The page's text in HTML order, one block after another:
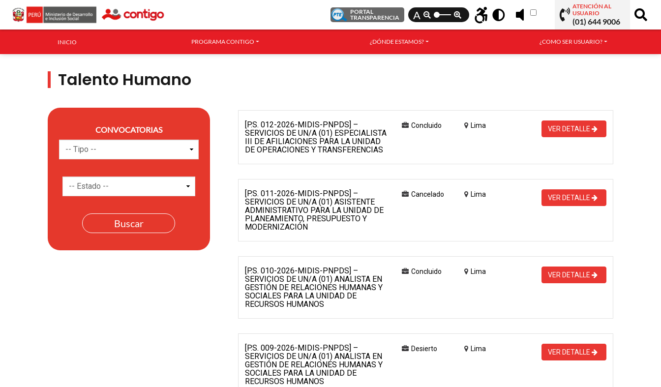
PORTAL
TRANSPARENCIA
A
ATENCIÓN AL
USUARIO
(01) 644 9006
INICIO PROGRAMA CONTIGO ¿DÓNDE ESTAMOS? ¿COMO SER USUARIO?
Talento Humano
CONVOCATORIAS
[P.S. 012-2026-MIDIS-PNPDS] –
SERVICIOS DE UN/A (01) ESPECIALISTA
III DE AFILIACIONES PARA LA UNIDAD
DE OPERACIONES Y TRANSFERENCIAS
Concluido Lima VER DETALLE
[P.S. 011-2026-MIDIS-PNPDS] –
SERVICIOS DE UN/A (01) ASISTENTE
ADMINISTRATIVO PARA LA UNIDAD DE
PLANEAMIENTO, PRESUPUESTO Y
MODERNIZACIÓN
Cancelado Lima VER DETALLE
[P.S. 010-2026-MIDIS-PNPDS] –
SERVICIOS DE UN/A (01) ANALISTA EN
GESTIÓN DE RELACIONES HUMANAS Y
SOCIALES PARA LA UNIDAD DE
RECURSOS HUMANOS
Concluido Lima VER DETALLE
[P.S. 009-2026-MIDIS-PNPDS] –
SERVICIOS DE UN/A (01) ANALISTA EN
GESTIÓN DE RELACIONES HUMANAS Y
SOCIALES PARA LA UNIDAD DE
RECURSOS HUMANOS
Desierto Lima VER DETALLE